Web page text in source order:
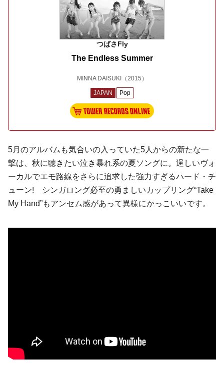
つばさFly
The Endless Summer
MINNA DAISUKI （2015）
JAPAN Pop
5月のアルバムも気合いの入っていた5人からの新たな一
撃は、秋に聴きたい泣き暴れ系の夏ソングに。逞しいヴォ
ーカルでエモ路線をさらに追求した強力すぎるハード・チ
ューン! シンガロング必至の勇ましいカップリング“Take
My Hand”もアンセム感があって異様にかっこいいです。